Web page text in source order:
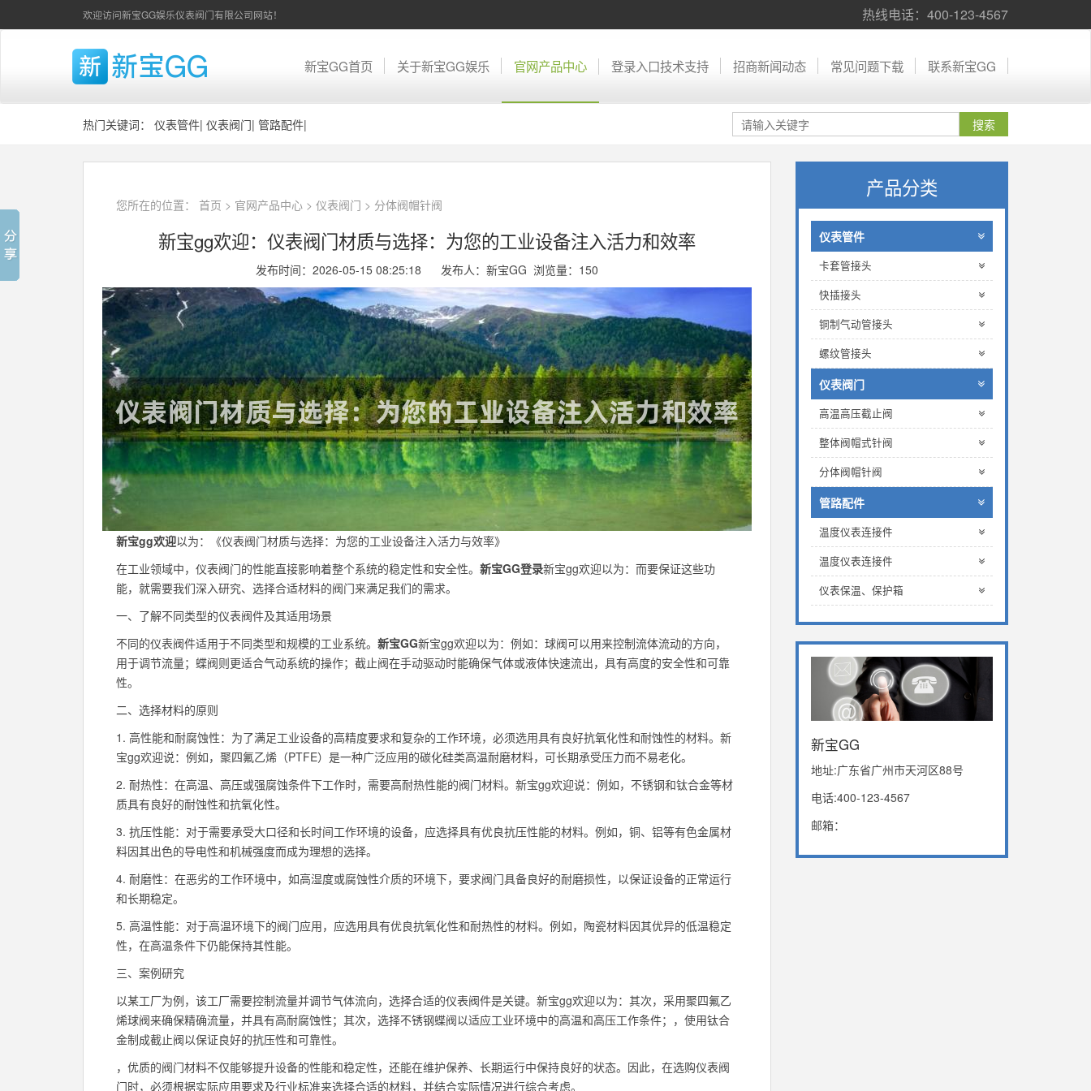
欢迎访问新宝GG娱乐仪表阀门有限公司网站！ 热线电话：400-123-4567
新宝GG首页 关于新宝GG娱乐 官网产品中心 登录入口技术支持 招商新闻动态 常见问题下载 联系新宝GG
热门关键词： 仪表管件| 仪表阀门| 管路配件|
您所在的位置： 首页 > 官网产品中心 > 仪表阀门 > 分体阀帽针阀
新宝gg欢迎：仪表阀门材质与选择：为您的工业设备注入活力和效率
发布时间：2026-05-15 08:25:18 发布人：新宝GG 浏览量： 150
新宝gg欢迎以为：《仪表阀门材质与选择：为您的工业设备注入活力与效率》
在工业领域中，仪表阀门的性能直接影响着整个系统的稳定性和安全性。 新宝GG登录新宝gg欢迎以为：而要保证这些功
能，就需要我们深入研究、选择合适材料的阀门来满足我们的需求。
一、了解不同类型的仪表阀件及其适用场景
不同的仪表阀件适用于不同类型和规模的工业系统。 新宝GG新宝gg欢迎以为：例如：球阀可以用来控制流体流动的方向，
用于调节流量；蝶阀则更适合气动系统的操作；截止阀在手动驱动时能确保气体或液体快速流出，具有高度的安全性和可靠
性。
二、选择材料的原则
1. 高性能和耐腐蚀性：为了满足工业设备的高精度要求和复杂的工作环境，必须选用具有良好抗氧化性和耐蚀性的材料。新
宝gg欢迎说：例如，聚四氟乙烯（PTFE）是一种广泛应用的碳化硅类高温耐磨材料，可长期承受压力而不易老化。
2. 耐热性：在高温、高压或强腐蚀条件下工作时，需要高耐热性能的阀门材料。新宝gg欢迎说：例如，不锈钢和钛合金等材
质具有良好的耐蚀性和抗氧化性。
3. 抗压性能：对于需要承受大口径和长时间工作环境的设备，应选择具有优良抗压性能的材料。例如，铜、铝等有色金属材
料因其出色的导电性和机械强度而成为理想的选择。
4. 耐磨性：在恶劣的工作环境中，如高湿度或腐蚀性介质的环境下，要求阀门具备良好的耐磨损性，以保证设备的正常运行
和长期稳定。
5. 高温性能：对于高温环境下的阀门应用，应选用具有优良抗氧化性和耐热性的材料。例如，陶瓷材料因其优异的低温稳定
性，在高温条件下仍能保持其性能。
三、案例研究
以某工厂为例，该工厂需要控制流量并调节气体流向，选择合适的仪表阀件是关键。新宝gg欢迎以为：其次，采用聚四氟乙
烯球阀来确保精确流量，并具有高耐腐蚀性；其次，选择不锈钢蝶阀以适应工业环境中的高温和高压工作条件；，使用钛合
金制成截止阀以保证良好的抗压性和可靠性。
，优质的阀门材料不仅能够提升设备的性能和稳定性，还能在维护保养、长期运行中保持良好的状态。因此，在选购仪表阀
门时，必须根据实际应用要求及行业标准来选择合适的材料，并结合实际情况进行综合考虑。
产品分类
仪表管件
卡套管接头
快插接头
铜制气动管接头
螺纹管接头
仪表阀门
高温高压截止阀
整体阀帽式针阀
分体阀帽针阀
管路配件
温度仪表连接件
温度仪表连接件
仪表保温、保护箱
新宝GG
地址:广东省广州市天河区88号
电话:400-123-4567
邮箱：